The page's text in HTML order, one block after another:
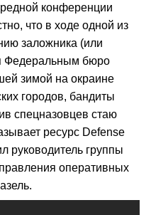
конференции
что в ходе одной из
заложника (или
Федеральным бюро
зимой на окраине
городов, бандиты
спецназовцев стаю
ресурс Defense
руководитель группы
оперативных